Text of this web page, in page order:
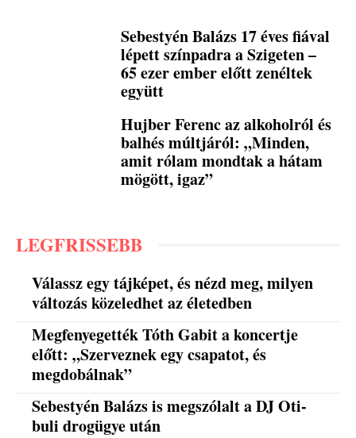
Sebestyén Balázs 17 éves fiával
lépett színpadra a Szigeten –
65 ezer ember előtt zenéltek
együtt
Hujber Ferenc az alkoholról és
balhés múltjáról: „Minden,
amit rólam mondtak a hátam
mögött, igaz”
LEGFRISSEBB
Válassz egy tájképet, és nézd meg, milyen
változás közeledhet az életedben
Megfenyegették Tóth Gabit a koncertje
előtt: „Szerveznek egy csapatot, és
megdobálnak”
Sebestyén Balázs is megszólalt a DJ Oti-
buli drogügye után